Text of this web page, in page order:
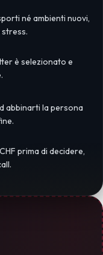
né ambienti nuovi,
stress.
è selezionato e
abbinarti la persona
prima di decidere,